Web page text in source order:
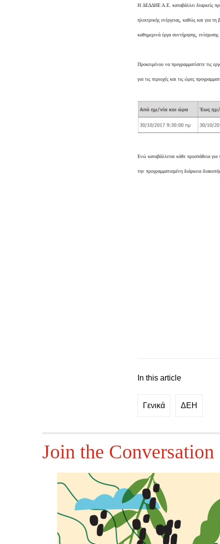
H ΔΕΔΔΗΕ Α.Ε. καταβάλλει διαρκείς
ηλεκτρικής ενέργειας, καθώς και για τη
καθημερινά έργα συντήρησης,
Προκειμένου να προγραμματίσετε τις
για τις περιοχές και τις ώρες
Ενώ καταβάλλεται κάθε προσπάθεια για
την προγραμματισμένη διάρκεια
In this article
Γενικά ΔΕΗ
Join the Conversation